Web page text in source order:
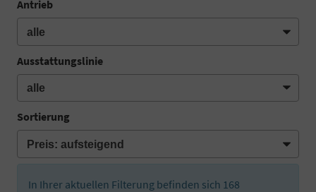
Antrieb
Ausstattungslinie
Sortierung
In Ihrer aktuellen Filterung befinden sich 168